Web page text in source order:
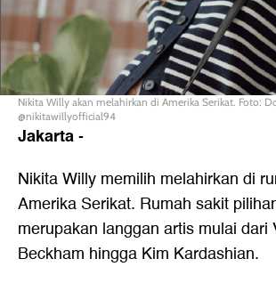
Nikita Willy akan melahirkan di Amerika Serikat. Foto:
@nikitawillyofficial94
Jakarta-
Nikita Willy memilih melahirkan di
Amerika Serikat. Rumah sakit
merupakan langgan artis mulai dari
Beckham hingga Kim Kardashian.